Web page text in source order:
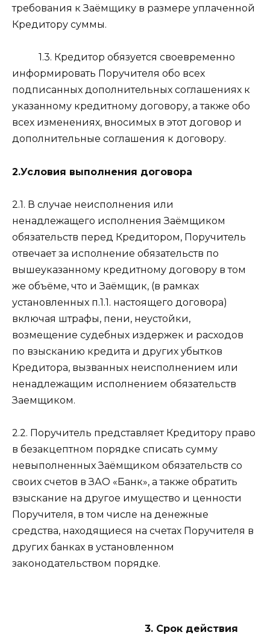
требования к Заёмщику в размере уплаченной
Кредитору суммы.
1.3. Кредитор обязуется своевременно
информировать Поручителя обо всех
подписанных дополнительных соглашениях к
указанному кредитному договору, а также обо
всех изменениях, вносимых в этот договор и
дополнительные соглашения к договору.
2.Условия выполнения договора
2.1. В случае неисполнения или
ненадлежащего исполнения Заёмщиком
обязательств перед Кредитором, Поручитель
отвечает за исполнение обязательств по
вышеуказанному кредитному договору в том
же объёме, что и Заёмщик, (в рамках
установленных п.1.1. настоящего договора)
включая штрафы, пени, неустойки,
возмещение судебных издержек и расходов
по взысканию кредита и других убытков
Кредитора, вызванных неисполнением или
ненадлежащим исполнением обязательств
Заемщиком.
2.2. Поручитель представляет Кредитору право
в безакцептном порядке списать сумму
невыполненных Заёмщиком обязательств со
своих счетов в ЗАО «Банк», а также обратить
взыскание на другое имущество и ценности
Поручителя, в том числе на денежные
средства, находящиеся на счетах Поручителя в
других банках в установленном
законодательством порядке.
3. Срок действия